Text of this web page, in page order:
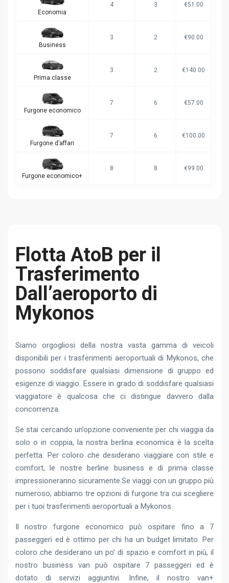
Economia
4 3 €51.00
Business
3 2 €90.00
Prima classe
3 2 €140.00
Furgone economico
7 6 €57.00
Furgone d’affari
7 6 €100.00
Furgone economico+
8 8 €99.00
Flotta AtoB per il
Trasferimento
Dall’aeroporto di
Mykonos
Siamo orgogliosi della nostra vasta gamma di veicoli
disponibili per i trasferimenti aeroportuali di Mykonos, che
possono soddisfare qualsiasi dimensione di gruppo ed
esigenze di viaggio. Essere in grado di soddisfare qualsiasi
viaggiatore è qualcosa che ci distingue davvero dalla
concorrenza.
Se stai cercando un’opzione conveniente per chi viaggia da
solo o in coppia, la nostra berlina economica è la scelta
perfetta. Per coloro che desiderano viaggiare con stile e
comfort, le nostre berline business e di prima classe
impressioneranno sicuramente.Se viaggi con un gruppo più
numeroso, abbiamo tre opzioni di furgone tra cui scegliere
per i tuoi trasferimenti aeroportuali a Mykonos.
Il nostro furgone economico può ospitare fino a 7
passeggeri ed è ottimo per chi ha un budget limitato. Per
coloro che desiderano un po’ di spazio e comfort in più, il
nostro business van può ospitare 7 passeggeri ed è
dotato di servizi aggiuntivi. Infine, il nostro van+